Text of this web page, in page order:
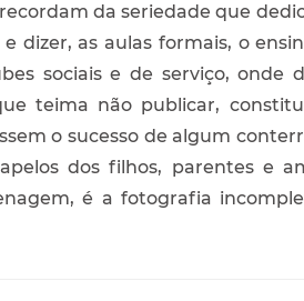
da seriedade que
dizer, as aulas formais, o
sociais e de serviço, onde
teima não publicar,
o sucesso de algum
dos filhos, parentes e
é a fotografia